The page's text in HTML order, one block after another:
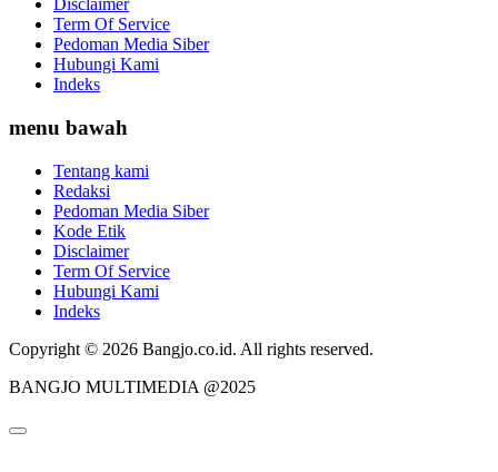
Disclaimer
Term Of Service
Pedoman Media Siber
Hubungi Kami
Indeks
menu bawah
Tentang kami
Redaksi
Pedoman Media Siber
Kode Etik
Disclaimer
Term Of Service
Hubungi Kami
Indeks
Copyright © 2026 Bangjo.co.id. All rights reserved.
BANGJO MULTIMEDIA @2025